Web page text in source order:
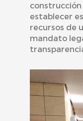
establecer
recursos de
mandato